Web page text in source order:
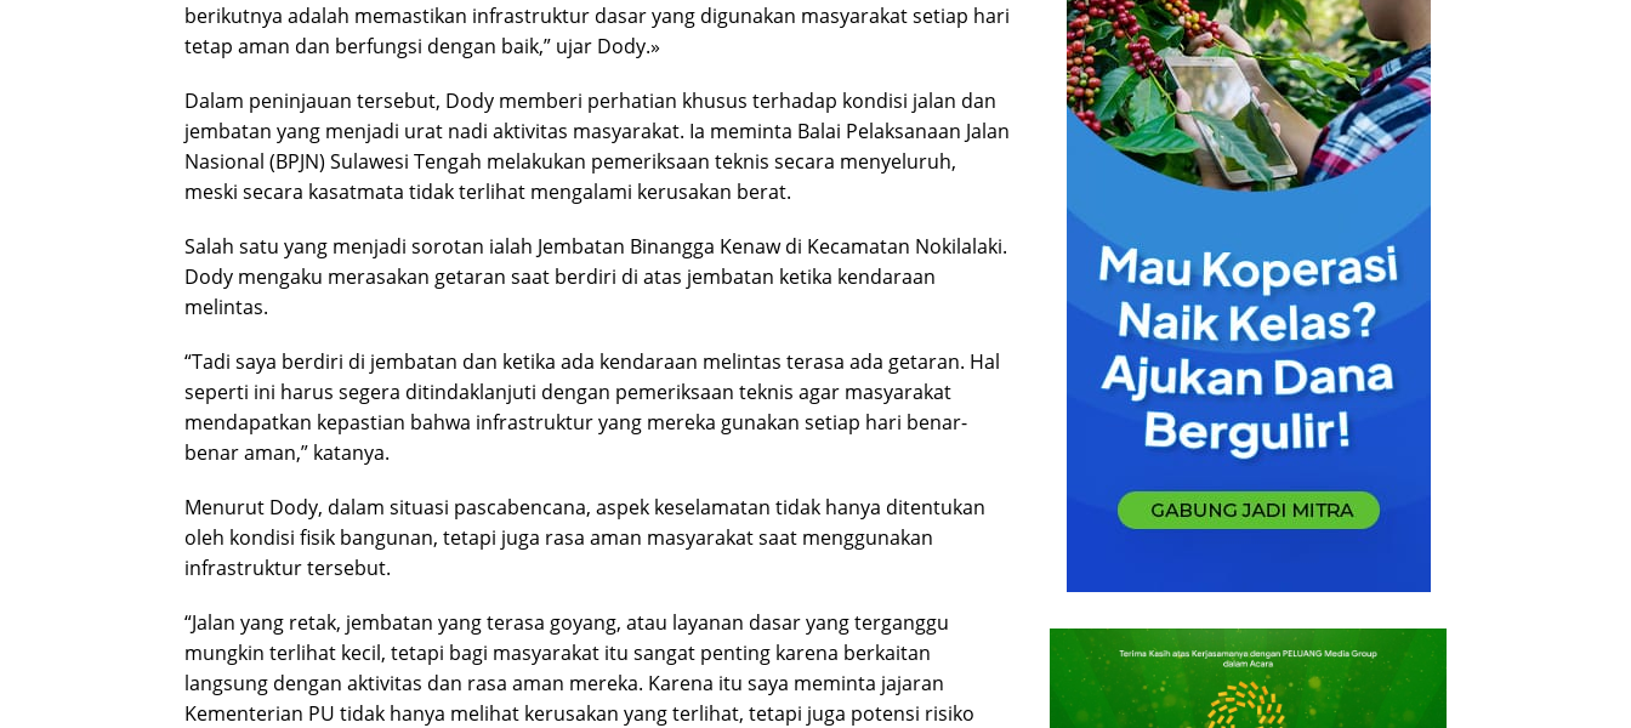
berikutnya adalah memastikan infrastruktur dasar yang digunakan masyarakat setiap hari
tetap aman dan berfungsi dengan baik,” ujar Dody.»
Dalam peninjauan tersebut, Dody memberi perhatian khusus terhadap kondisi jalan dan
jembatan yang menjadi urat nadi aktivitas masyarakat. Ia meminta Balai Pelaksanaan Jalan
Nasional (BPJN) Sulawesi Tengah melakukan pemeriksaan teknis secara menyeluruh,
meski secara kasatmata tidak terlihat mengalami kerusakan berat.
Salah satu yang menjadi sorotan ialah Jembatan Binangga Kenaw di Kecamatan Nokilalaki.
Dody mengaku merasakan getaran saat berdiri di atas jembatan ketika kendaraan
melintas.
“Tadi saya berdiri di jembatan dan ketika ada kendaraan melintas terasa ada getaran. Hal
seperti ini harus segera ditindaklanjuti dengan pemeriksaan teknis agar masyarakat
mendapatkan kepastian bahwa infrastruktur yang mereka gunakan setiap hari benar-
benar aman,” katanya.
Menurut Dody, dalam situasi pascabencana, aspek keselamatan tidak hanya ditentukan
oleh kondisi fisik bangunan, tetapi juga rasa aman masyarakat saat menggunakan
infrastruktur tersebut.
“Jalan yang retak, jembatan yang terasa goyang, atau layanan dasar yang terganggu
mungkin terlihat kecil, tetapi bagi masyarakat itu sangat penting karena berkaitan
langsung dengan aktivitas dan rasa aman mereka. Karena itu saya meminta jajaran
Kementerian PU tidak hanya melihat kerusakan yang terlihat, tetapi juga potensi risiko